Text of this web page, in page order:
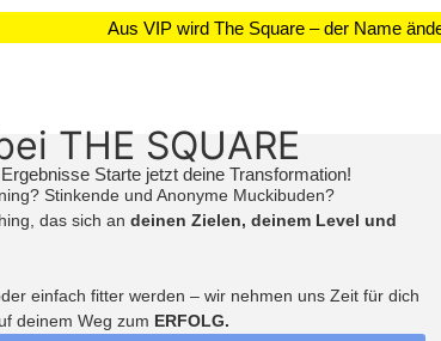
Aus VIP wird The Square – der Name
THE SQUARE
Starte jetzt deine Transformation!
Stinkende und Anonyme Muckibuden?
das sich an deinen Zielen, deinem Level und
einfach fitter werden – wir nehmen uns Zeit für dich
deinem Weg zum ERFOLG.